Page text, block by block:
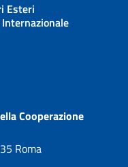
Esteri
Cooperazione
Roma